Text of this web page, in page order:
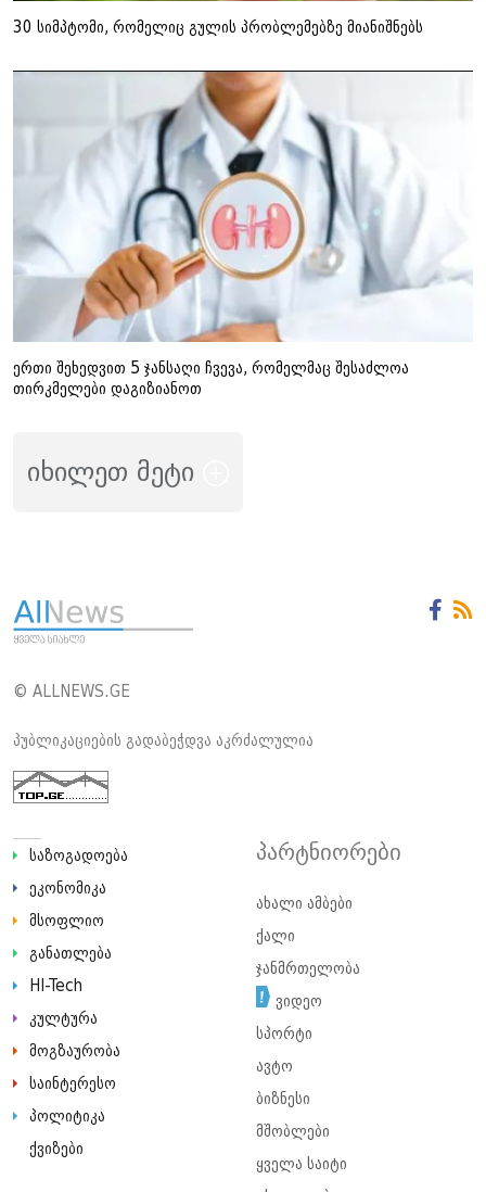
30 სიმპტომი, რომელიც გულის პრობლემებზე მიანიშნებს
ერთი შეხედვით 5 ჯანსაღი ჩვევა, რომელმაც შესაძლოა
თირკმელები დაგიზიანოთ
იხილეთ მეტი
© ALLNEWS.GE
პუბლიკაციების გადაბეჭდვა აკრძალულია
საზოგადოება
ეკონომიკა
მსოფლიო
განათლება
HI-Tech
კულტურა
მოგზაურობა
საინტერესო
პოლიტიკა
ქვიზები
პარტნიორები
ახალი ამბები
ქალი
ჯანმრთელობა
ვიდეო
სპორტი
ავტო
ბიზნესი
მშობლები
ყველა საიტი